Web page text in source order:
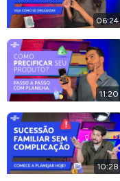
06:24
11:20
10:28